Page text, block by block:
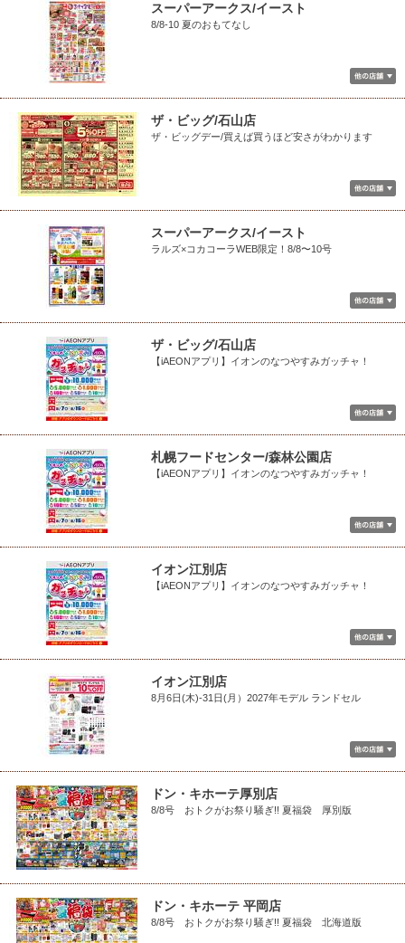
スーパーアークス/イースト
8/8-10 夏のおもてなし
ザ・ビッグ/石山店
ザ・ビッグデー/買えば買うほど安さがわかります
スーパーアークス/イースト
ラルズ×コカコーラWEB限定！8/8〜10号
ザ・ビッグ/石山店
【iAEONアプリ】イオンのなつやすみガッチャ！
札幌フードセンター/森林公園店
【iAEONアプリ】イオンのなつやすみガッチャ！
イオン江別店
【iAEONアプリ】イオンのなつやすみガッチャ！
イオン江別店
8月6日(木)-31日(月）2027年モデル ランドセル
ドン・キホーテ厚別店
8/8号 おトクがお祭り騒ぎ!! 夏福袋 厚別版
ドン・キホーテ 平岡店
8/8号 おトクがお祭り騒ぎ!! 夏福袋 北海道版